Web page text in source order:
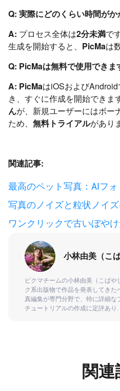
Q: 実際にどのくらい時間がか
A: プロセス全体は2分未満で
生成を開始すると、 PicMaは
Q: PicMaは無料で使用できま
A: PicMaはiOSおよび
き、すぐに作成を開始できます
んが、新規ユーザーにはボー
ため、 無料トライアルがあり
関連記事:
最高のペット写真：AIフ
る
写真のノイズと粒状ノイ
ワンクリックで古いぼや
小林由美（こ
ピクマチームの小林由美（こばや
ク系出版物で作品を発表してきた
真編集が専門分野で、特に詳細な
チュートリアルの作成に定評あり.
関